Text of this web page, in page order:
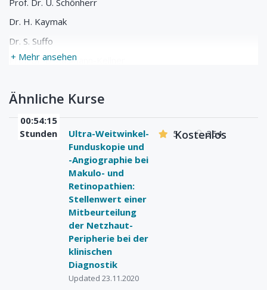
+ Mehr ansehen
Dr. H. Kaymak
Dr. S. Suffo
Prof. Dr. B. Käsmann-Kellner
Ähnliche Kurse
00:54:15
Stunden
Ultra-Weitwinkel-
Funduskopie und
-Angiographie bei
Makulo- und
Retinopathien:
Stellenwert einer
Mitbeurteilung
der Netzhaut-
Peripherie bei der
klinischen
Diagnostik
Updated 23.11.2020
5 264
Kostenlos